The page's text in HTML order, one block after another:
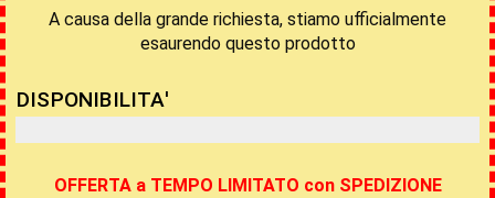
A causa della grande richiesta, stiamo ufficialmente
esaurendo questo prodotto
DISPONIBILITA'
OFFERTA a TEMPO LIMITATO con SPEDIZIONE